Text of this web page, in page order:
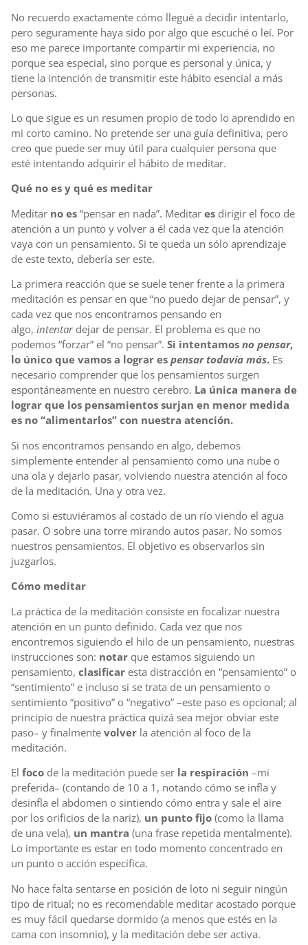
No recuerdo exactamente cómo llegué a decidir intentarlo,
pero seguramente haya sido por algo que escuché o leí. Por
eso me parece importante compartir mi experiencia, no
porque sea especial, sino porque es personal y única, y
tiene la intención de transmitir este hábito esencial a más
personas.
Lo que sigue es un resumen propio de todo lo aprendido en
mi corto camino. No pretende ser una guía definitiva, pero
creo que puede ser muy útil para cualquier persona que
esté intentando adquirir el hábito de meditar.
Qué no es y qué es meditar
Meditar no es “pensar en nada”. Meditar es dirigir el foco de
atención a un punto y volver a él cada vez que la atención
vaya con un pensamiento. Si te queda un sólo aprendizaje
de este texto, debería ser este.
La primera reacción que se suele tener frente a la primera
meditación es pensar en que “no puedo dejar de pensar”, y
cada vez que nos encontramos pensando en
algo, intentardejar de pensar. El problema es que no
podemos “forzar” el “no pensar”. Si intentamos no pensar,
lo único que vamos a lograr es pensar todavía más. Es
necesario comprender que los pensamientos surgen
espontáneamente en nuestro cerebro. La única manera de
lograr que los pensamientos surjan en menor medida
es no “alimentarlos” con nuestra atención.
Si nos encontramos pensando en algo, debemos
simplemente entender al pensamiento como una nube o
una ola y dejarlo pasar, volviendo nuestra atención al foco
de la meditación. Una y otra vez.
Como si estuviéramos al costado de un río viendo el agua
pasar. O sobre una torre mirando autos pasar. No somos
nuestros pensamientos. El objetivo es observarlos sin
juzgarlos.
Cómo meditar
La práctica de la meditación consiste en focalizar nuestra
atención en un punto definido. Cada vez que nos
encontremos siguiendo el hilo de un pensamiento, nuestras
instrucciones son: notar que estamos siguiendo un
pensamiento, clasificar esta distracción en “pensamiento” o
“sentimiento” e incluso si se trata de un pensamiento o
sentimiento “positivo” o “negativo” –este paso es opcional; al
principio de nuestra práctica quizá sea mejor obviar este
paso– y finalmente volver la atención al foco de la
meditación.
El foco de la meditación puede ser la respiración –mi
preferida– (contando de 10 a 1, notando cómo se infla y
desinfla el abdomen o sintiendo cómo entra y sale el aire
por los orificios de la nariz), un punto fijo (como la llama
de una vela), un mantra (una frase repetida mentalmente).
Lo importante es estar en todo momento concentrado en
un punto o acción específica.
No hace falta sentarse en posición de loto ni seguir ningún
tipo de ritual; no es recomendable meditar acostado porque
es muy fácil quedarse dormido (a menos que estés en la
cama con insomnio), y la meditación debe ser activa.